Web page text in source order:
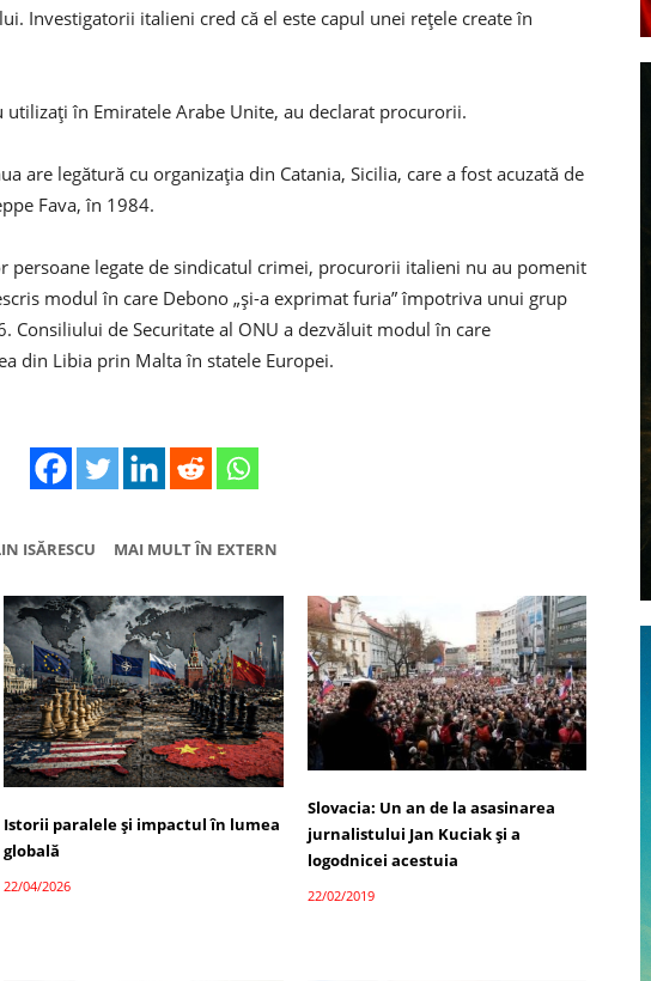
Investigatorii italieni cred că el este capul unei rețele create în
în Emiratele Arabe Unite, au declarat procurorii.
are legătură cu organizația din Catania, Sicilia, care a fost acuzată de
Fava, în 1984.
persoane legate de sindicatul crimei, procurorii italieni nu au pomenit
modul în care Debono „și-a exprimat furia” împotriva unui grup
Consiliului de Securitate al ONU a dezvăluit modul în care
din Libia prin Malta în statele Europei.
ISĂRESCU MAI MULT ÎN EXTERN
Istorii paralele și impactul în lumea
globală
22/04/2026
Slovacia: Un an de la asasinarea
jurnalistului Jan Kuciak şi a
logodnicei acestuia
22/02/2019